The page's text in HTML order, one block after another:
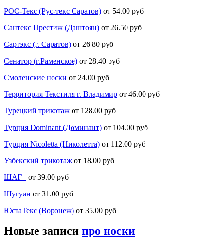
РОС-Текс (Рус-текс Саратов) от 54.00 руб
Сантекс Престиж (Даштоян) от 26.50 руб
Сартэкс (г. Саратов) от 26.80 руб
Сенатор (г.Раменское) от 28.40 руб
Смоленские носки от 24.00 руб
Территория Текстиля г. Владимир от 46.00 руб
Турецкий трикотаж от 128.00 руб
Турция Dominant (Доминант) от 104.00 руб
Турция Nicoletta (Николетта) от 112.00 руб
Узбекский трикотаж от 18.00 руб
ШАГ+ от 39.00 руб
Шугуан от 31.00 руб
ЮстаТекс (Воронеж) от 35.00 руб
Новые записи про носки